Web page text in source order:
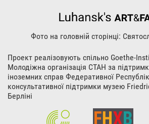
Фото на головній сторінці:
Проект реалізовують спільно Goethe-
Молодіжна організація СТАН за
іноземних справ Федеративної
консультативної підтримки музею
Берліні